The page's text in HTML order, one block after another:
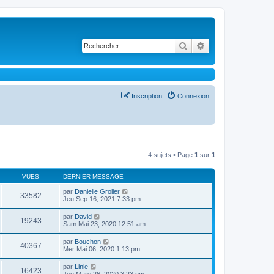
Rechercher
Connexion
Inscription
4 sujets • Page 1 sur 1
VUES DERNIER MESSAGE
33582 par Danielle Grolier
Jeu Sep 16, 2021 7:33 pm
19243 par David
Sam Mai 23, 2020 12:51 am
40367 par Bouchon
Mer Mai 06, 2020 1:13 pm
16423 par Linie